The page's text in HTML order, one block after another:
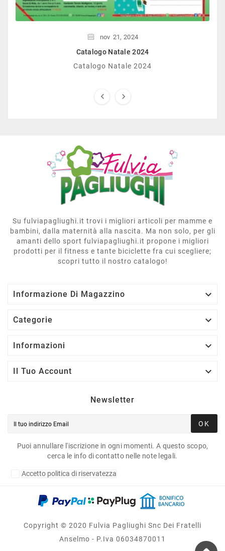
nov 21, 2024
Catalogo Natale 2024
Catalogo Natale 2024
 
Su fulviapagliughi.it trovi i migliori articoli per mamme e
bambini, dalla maternità alla nascita. Ma non solo, per gli
amanti dello sport fulviapagliughi.it propone i migliori
prodotti per il fitness e tante biciclette fra cui scegliere;
scopri tutto il nostro catalogo!
Informazione Di Magazzino 
Categorie 
Informazioni 
Il Tuo Account 
Newsletter
OK
Puoi annullare l'iscrizione in ogni momenti. A questo scopo,
cerca le info di contatto nelle note legali.
Accetto politica di riservatezza
Copyright © 2020 Fulvia Pagliughi Snc Dei Fratelli
Anselmo - P.Iva 06034870011